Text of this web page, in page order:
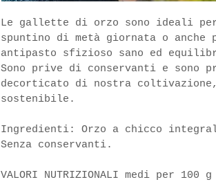
Le gallette di orzo sono ideali
spuntino di metà giornata o anche
antipasto sfizioso sano ed
Sono prive di conservanti e sono
decorticato di nostra
sostenibile.
Ingredienti: Orzo a chicco
Senza conservanti.
VALORI NUTRIZIONALI medi per